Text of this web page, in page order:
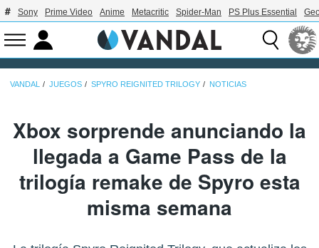
Sony Prime Video Anime Metacritic Spider-Man PS Plus Essential
VANDAL JUEGOS SPYRO REIGNITED TRILOGY NOTICIAS
Xbox sorprende anunciando la
llegada a Game Pass de la
trilogía remake de Spyro esta
misma semana